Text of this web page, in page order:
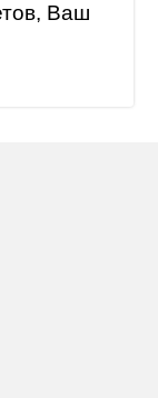
Ваш